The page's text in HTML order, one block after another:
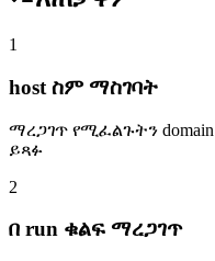
1
host ስም ማስገባት
ማረጋገጥ የሚፈልጉትን
ይጻፉ
2
በ run ቁልፍ ማረጋገጥ